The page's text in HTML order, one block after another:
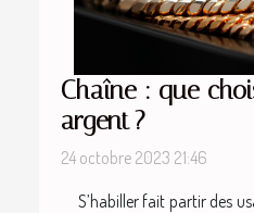
Chaîne : que
argent ?
24 octobre 2023 21:46
S’habiller fait partir des